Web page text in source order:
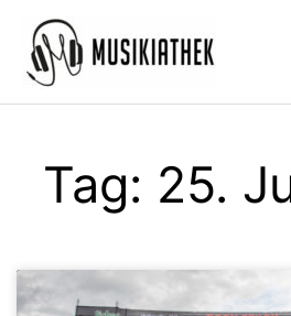
Inhalt
springen
Tag: 25.